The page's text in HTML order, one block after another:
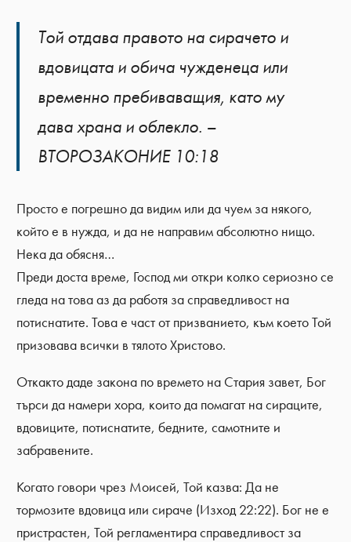
Той отдава правото на сирачето и
вдовицата и обича чужденеца или
временно пребиваващия, като му
дава храна и облекло. –
ВТОРОЗАКОНИЕ 10:18
Просто е погрешно да видим или да чуем за някого,
който е в нужда, и да не направим абсолютно нищо.
Нека да обясня…
Преди доста време, Господ ми откри колко сериозно се
гледа на това аз да работя за справедливост на
потиснатите. Това е част от призванието, към което Той
призовава всички в тялото Христово.
Откакто даде закона по времето на Стария завет, Бог
търси да намери хора, които да помагат на сираците,
вдовиците, потиснатите, бедните, самотните и
забравените.
Когато говори чрез Моисей, Той казва: Да не
тормозите вдовица или сираче (Изход 22:22). Бог не е
пристрастен, Той регламентира справедливост за